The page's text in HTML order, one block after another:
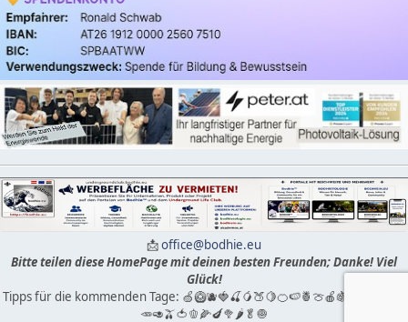
📩office@bodhie.eu
Bitte teilen diese HomePage mit deinen besten Freunden; Danke! Viel
Glück!
Tipps für die kommenden Tage: 🍏🥝🫐🍓🍒🥭🍑🍋🍊🍉🍍🍈🍎🍇🍌🍐✛🥒🥔
🥕🥑🫒🍅🫑🌽🍆🥦🌶🥬🧅